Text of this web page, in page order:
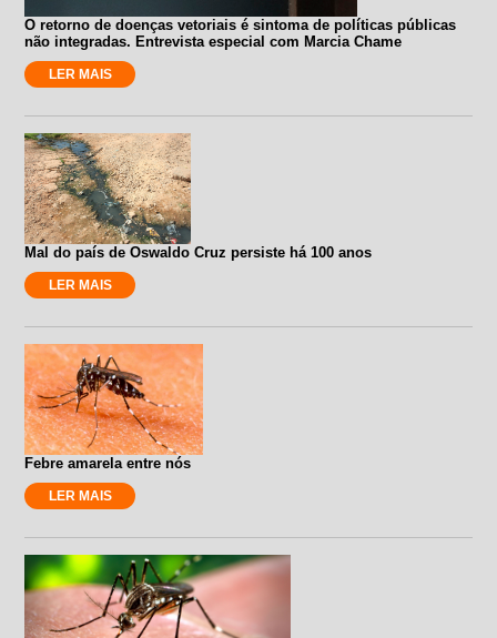
O retorno de doenças vetoriais é sintoma de políticas públicas
não integradas. Entrevista especial com Marcia Chame
LER MAIS
Mal do país de Oswaldo Cruz persiste há 100 anos
LER MAIS
Febre amarela entre nós
LER MAIS